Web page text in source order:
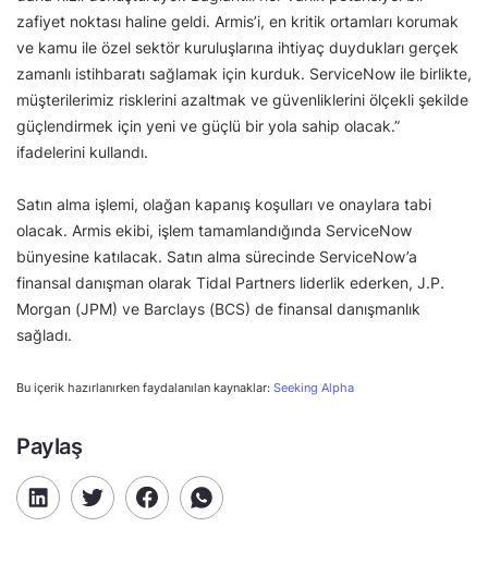
zafiyet noktası haline geldi. Armis’i, en kritik ortamları korumak
ve kamu ile özel sektör kuruluşlarına ihtiyaç duydukları gerçek
zamanlı istihbaratı sağlamak için kurduk. ServiceNow ile birlikte,
müşterilerimiz risklerini azaltmak ve güvenliklerini ölçekli şekilde
güçlendirmek için yeni ve güçlü bir yola sahip olacak.”
ifadelerini kullandı.
Satın alma işlemi, olağan kapanış koşulları ve onaylara tabi
olacak. Armis ekibi, işlem tamamlandığında ServiceNow
bünyesine katılacak. Satın alma sürecinde ServiceNow’a
finansal danışman olarak Tidal Partners liderlik ederken, J.P.
Morgan (JPM) ve Barclays (BCS) de finansal danışmanlık
sağladı.
Bu içerik hazırlanırken faydalanılan kaynaklar: Seeking Alpha
Paylaş